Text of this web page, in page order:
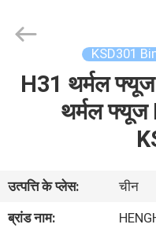
होम
वीआर
दिखाएँ
Electric
KSD301
H31 थर्मल
थर्मल फ्यूज
उत्पत्ति के प्लेस:
चीन
ब्रांड नाम: